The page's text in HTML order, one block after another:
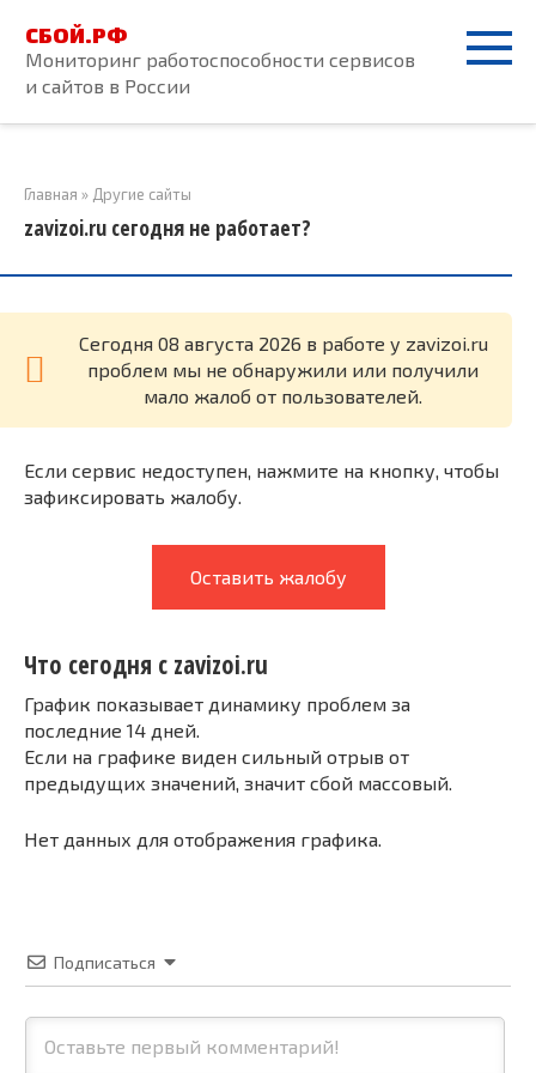
контенту
СБОЙ.РФ
Мониторинг работоспособности сервисов
и сайтов в России
Главная » Другие сайты
zavizoi.ru сегодня не работает?
Cегодня 08 августа 2026 в работе у zavizoi.ru
проблем мы не обнаружили или получили
мало жалоб от пользователей.
Если сервис недоступен, нажмите на кнопку, чтобы
зафиксировать жалобу.
Оставить жалобу
Что сегодня с zavizoi.ru
График показывает динамику проблем за
последние 14 дней.
Если на графике виден сильный отрыв от
предыдущих значений, значит сбой массовый.
Нет данных для отображения графика.
Подписаться